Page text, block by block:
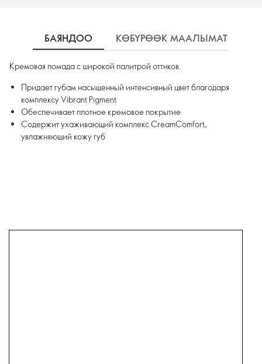
БАЯНДОО КӨБҮРӨӨК МААЛЫМАТ
Кремовая помада с широкой палитрой оттнков.
Придает губам насыщенный интенсивный цвет благодаря
комплексу Vibrant Pigment
Обеспечивает плотное кремовое покрытие
Содержит ухаживающий комплекс CreamComfort,
увлажняющий кожу губ